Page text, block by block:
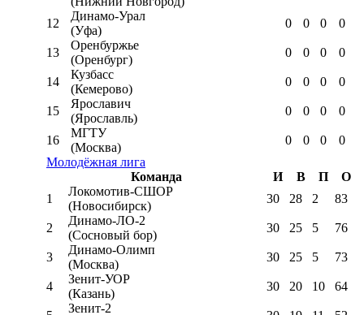
12
Динамо-Урал
(Уфа)
0 0 0 0
13
Оренбуржье
(Оренбург)
0 0 0 0
14
Кузбасс
(Кемерово)
0 0 0 0
15
Ярославич
(Ярославль)
0 0 0 0
16
МГТУ
(Москва)
0 0 0
0
Молодёжная лига
Команда
И В П
О
1
Локомотив-CШОР
(Новосибирск)
30 28 2 83
2
Динамо-ЛО-2
(Сосновый бор)
30 25 5 76
3
Динамо-Олимп
(Москва)
30 25 5 73
4
Зенит-УОР
(Казань)
30 20 10 64
Зенит-2